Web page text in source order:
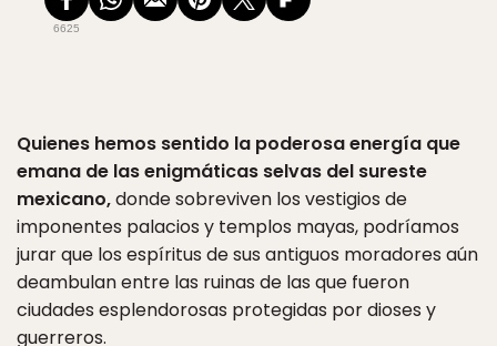
6625
Quienes hemos sentido la poderosa energía que
emana de las enigmáticas selvas del sureste
mexicano,donde sobreviven los vestigios de
imponentes palacios y templos mayas, podríamos
jurar que los espíritus de sus antiguos moradores aún
deambulan entre las ruinas de las que fueron
ciudades esplendorosas protegidas por dioses y
guerreros.